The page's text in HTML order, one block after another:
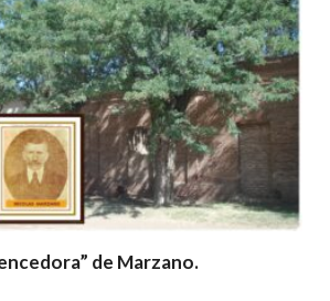
de Marzano.